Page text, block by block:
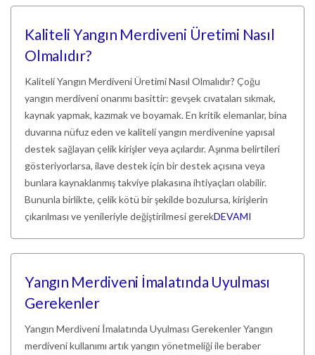
Kaliteli Yangın Merdiveni Üretimi Nasıl
Olmalıdır?
Kaliteli Yangın Merdiveni Üretimi Nasıl Olmalıdır? Çoğu
yangın merdiveni onarımı basittir: gevşek cıvataları sıkmak,
kaynak yapmak, kazımak ve boyamak. En kritik elemanlar, bina
duvarına nüfuz eden ve kaliteli yangın merdivenine yapısal
destek sağlayan çelik kirişler veya açılardır. Aşınma belirtileri
gösteriyorlarsa, ilave destek için bir destek açısına veya
bunlara kaynaklanmış takviye plakasına ihtiyaçları olabilir.
Bununla birlikte, çelik kötü bir şekilde bozulursa, kirişlerin
çıkarılması ve yenileriyle değiştirilmesi gerekDEVAMI
Yangın Merdiveni İmalatında Uyulması
Gerekenler
Yangın Merdiveni İmalatında Uyulması Gerekenler Yangın
merdiveni kullanımı artık yangın yönetmeliği ile beraber